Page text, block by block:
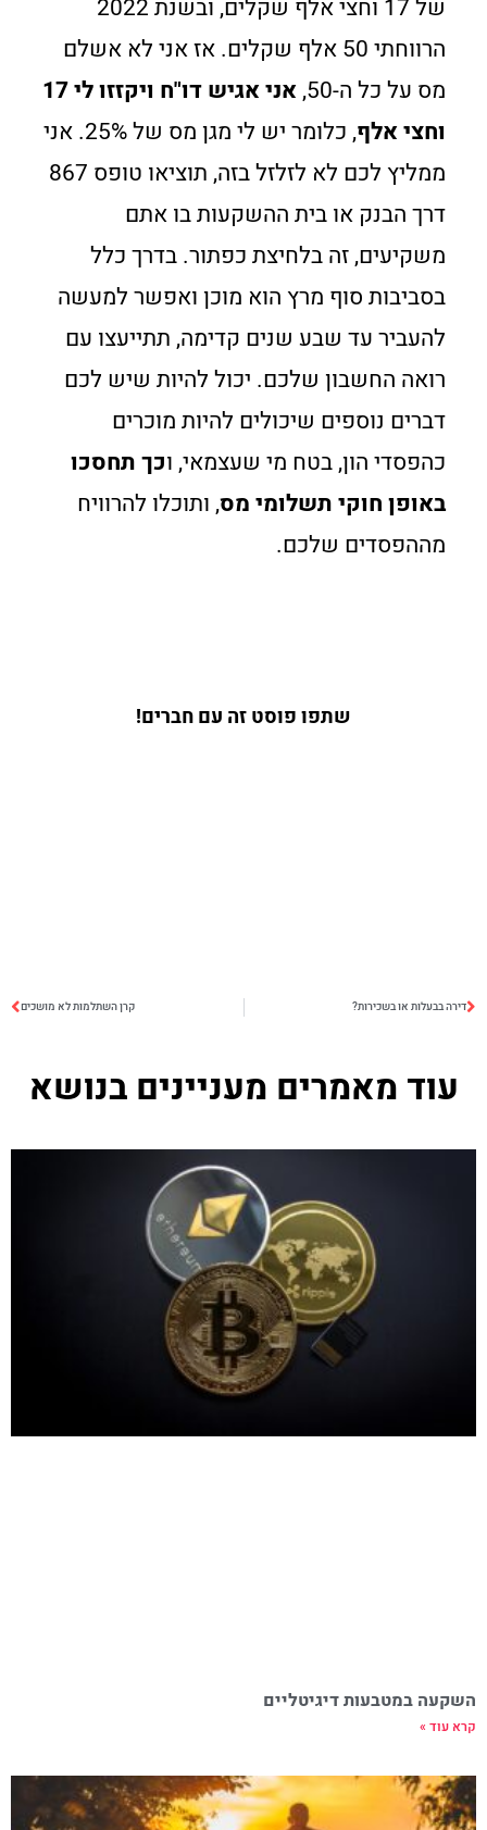
של 17 וחצי אלף שקלים, ובשנת 2022
הרווחתי 50 אלף שקלים. אז אני לא אשלם
מס על כל ה-50,
אני אגיש דו"ח ויקזזו לי 17
וחציאלף
, כלומר יש לי מגן מס של 25%. אני
ממליץ לכם לא לזלזל בזה, תוציאו טופס 867
דרך הבנק או בית ההשקעות בו אתם
משקיעים, זה בלחיצת כפתור. בדרך כלל
בסביבות סוף מרץ הוא מוכן ואפשר למעשה
להעביר עד שבע שנים קדימה, תתייעצו עם
רואה החשבון שלכם. יכול להיות שיש לכם
דברים נוספים שיכולים להיות מוכרים
כהפסדי הון, בטח מי שעצמאי, וכך תחסכו
באופן חוקי תשלומי מס, ותוכלו להרוויח
מההפסדים שלכם.
שתפו פוסט זה עם חברים!
דירה בבעלות או בשכירות? קרן השתלמות לא מושכים
עוד מאמרים מעניינים בנושא
השקעה במטבעות דיגיטליים
קרא עוד »